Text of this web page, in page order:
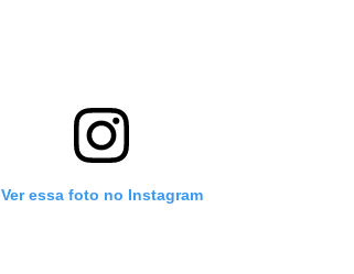
Ver essa foto no Instagram